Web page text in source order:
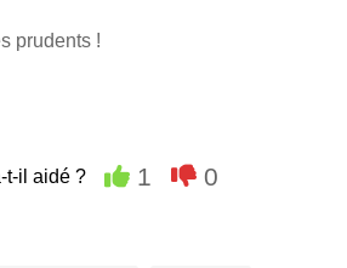
prudents !
t-il aidé ? 1 0